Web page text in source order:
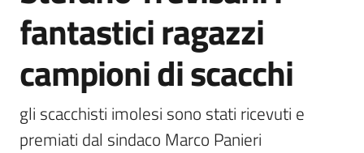
Imola
fantastici ragazzi
campioni di scacchi
gli scacchisti imolesi sono stati ricevuti e
premiati dal sindaco Marco Panieri